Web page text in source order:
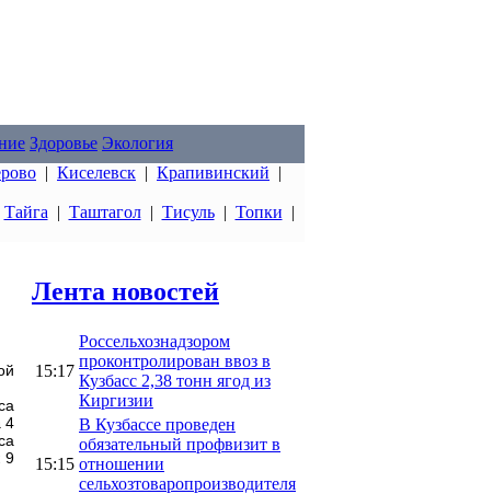
Здоровье Экология
| Киселевск | Крапивинский |
Тайга | Таштагол| Тисуль| Топки |
4
9
Лента новостей
15:17
Россельхознадзором
проконтролирован ввоз в
Кузбасс 2,38 тонн ягод из
Киргизии
15:15
В Кузбассе проведен
обязательный профвизит в
отношении
сельхозтоваропроизводителя